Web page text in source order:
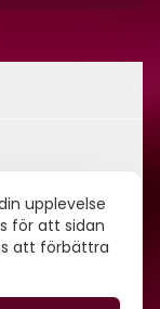
upplevelse
för att sidan
att förbättra